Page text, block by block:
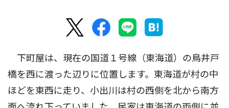
下町屋は、現在の国道１号線（東海道）の鳥井戸
橋を西に渡った辺りに位置します。東海道が村の中
ほどを東西に走り、小出川は村の西側を北から南方